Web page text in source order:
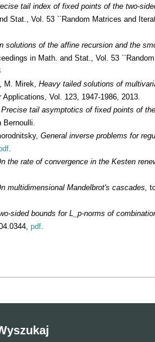
tail index of fixed points of the two-
Stat., Vol. 53 ``Random Matrices and
solutions of the affine recursion and the
in Math. and Stat., Vol. 53
M. Mirek, Heavy tailed solutions of
Vol. 123, 1947-1986, 2013.
Precise tail asymptotics of fixed points of
Bernoulli.
General inverse problems for
.
the rate of convergence in the Kesten
multidimensional Mandelbrot's cascades,
sided bounds for L_p-norms of
pdf.